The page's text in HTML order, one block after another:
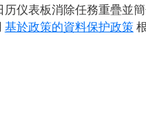
仪表板消除任務重疊並
基於政策的資料保护政策